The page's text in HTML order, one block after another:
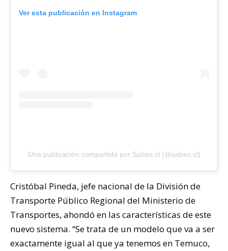
Ver esta publicación en Instagram
Una publicación compartida por Sabes.cl (@sabes.cl)
Cristóbal Pineda, jefe nacional de la División de
Transporte Público Regional del Ministerio de
Transportes, ahondó en las características de este
nuevo sistema. “Se trata de un modelo que va a ser
exactamente igual al que ya tenemos en Temuco,